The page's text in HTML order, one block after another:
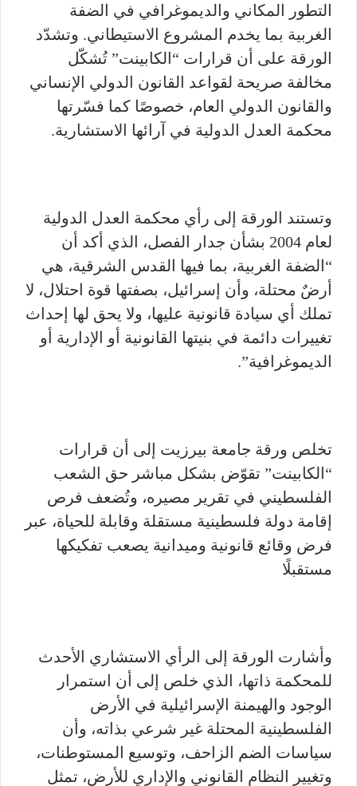
التطور المكاني والديموغرافي في الضفة
الغربية بما يخدم المشروع الاستيطاني. وتشدّد
الورقة على أن قرارات “الكابينت” تُشكّل
مخالفة صريحة لقواعد القانون الدولي الإنساني
والقانون الدولي العام، خصوصًا كما فسّرتها
محكمة العدل الدولية في آرائها الاستشارية.
وتستند الورقة إلى رأي محكمة العدل الدولية
لعام 2004 بشأن جدار الفصل، الذي أكد أن
“الضفة الغربية، بما فيها القدس الشرقية، هي
أرضٌ محتلة، وأن إسرائيل، بصفتها قوة احتلال، لا
تملك أي سيادة قانونية عليها، ولا يحق لها إحداث
تغييرات دائمة في بنيتها القانونية أو الإدارية أو
الديموغرافية”.
تخلص ورقة جامعة بيرزيت إلى أن قرارات
“الكابينت” تقوّض بشكل مباشر حق الشعب
الفلسطيني في تقرير مصيره، وتُضعف فرص
إقامة دولة فلسطينية مستقلة وقابلة للحياة، عبر
فرض وقائع قانونية وميدانية يصعب تفكيكها
مستقبلًا
وأشارت الورقة إلى الرأي الاستشاري الأحدث
للمحكمة ذاتها، الذي خلص إلى أن استمرار
الوجود والهيمنة الإسرائيلية في الأرض
الفلسطينية المحتلة غير شرعي بذاته، وأن
سياسات الضم الزاحف، وتوسيع المستوطنات،
وتغيير النظام القانوني والإداري للأرض، تمثل